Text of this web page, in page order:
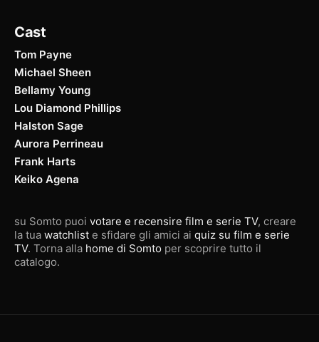
Cast
Tom Payne
Michael Sheen
Bellamy Young
Lou Diamond Phillips
Halston Sage
Aurora Perrineau
Frank Harts
Keiko Agena
su Somto puoi votare e recensire film e serie TV, creare
la tua watchlist e sfidare gli amici ai quiz su film e serie
TV. Torna alla home di Somto per scoprire tutto il
catalogo.